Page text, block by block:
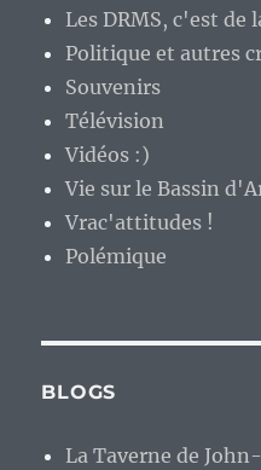
Les DRMS, c'est
Politique et autres
Souvenirs
Télévision
Vidéos :)
Vie sur le Bassin
Vrac'attitudes !
Polémique
BLOGS
La Taverne de